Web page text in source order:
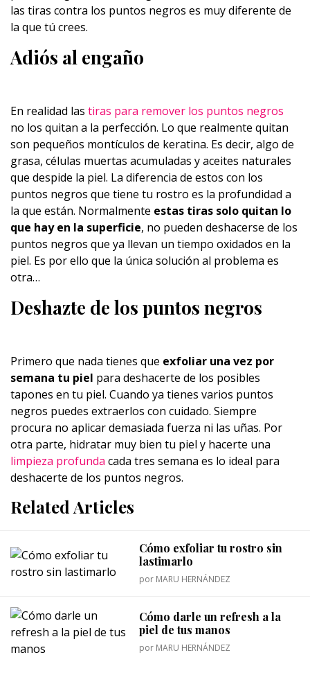
las tiras contra los puntos negros es muy diferente de
la que tú crees.
Adiós al engaño
En realidad las tiras para remover los puntos negros
no los quitan a la perfección. Lo que realmente quitan
son pequeños montículos de keratina. Es decir, algo de
grasa, células muertas acumuladas y aceites naturales
que despide la piel. La diferencia de estos con los
puntos negros que tiene tu rostro es la profundidad a
la que están. Normalmente estas tiras solo quitan lo
que hay en la superficie, no pueden deshacerse de los
puntos negros que ya llevan un tiempo oxidados en la
piel. Es por ello que la única solución al problema es
otra…
Deshazte de los puntos negros
Primero que nada tienes que exfoliar una vez por
semana tu piel para deshacerte de los posibles
tapones en tu piel. Cuando ya tienes varios puntos
negros puedes extraerlos con cuidado. Siempre
procura no aplicar demasiada fuerza ni las uñas. Por
otra parte, hidratar muy bien tu piel y hacerte una
limpieza profunda cada tres semana es lo ideal para
deshacerte de los puntos negros.
Related Articles
Cómo exfoliar tu rostro sin
lastimarlo
por MARU HERNÁNDEZ
Cómo darle un refresh a la
piel de tus manos
por MARU HERNÁNDEZ